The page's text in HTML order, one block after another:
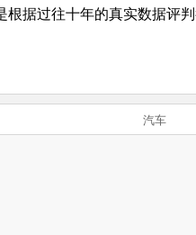
据过往十年的真实数据评
汽车